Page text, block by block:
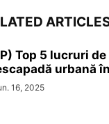
Top 5 lucruri
urbană
16, 2025